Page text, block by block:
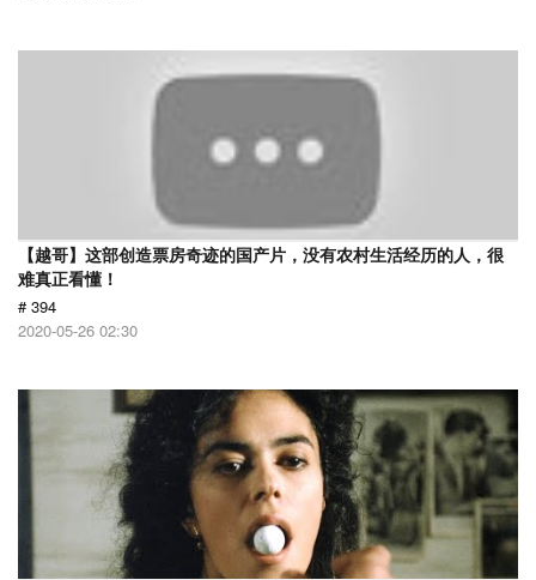
【越哥】这部创造票房奇迹的国产片，没有农村生活经历的人，很
难真正看懂！
# 394
2020-05-26 02:30